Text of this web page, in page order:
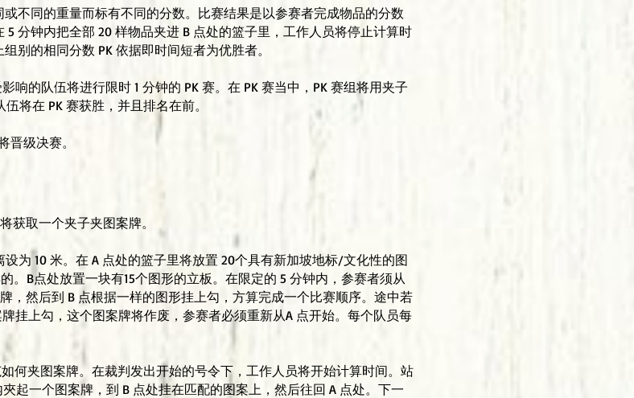
不同的重量而标有不同的分数。比赛结果是以参赛者完成物品的分数
分钟内把全部 20 样物品夹进 B 点处的篮子里，工作人员将停止计算时
别的相同分数 PK 依据即时间短者为优胜者。
响的队伍将进行限时 1 分钟的 PK 赛。在 PK 赛当中，PK 赛组将用夹子
将在 PK 赛获胜，并且排名在前。
晋级决赛。
获取一个夹子夹图案牌。
设为 10 米。在 A 点处的篮子里将放置 20个具有新加坡地标/文化性的图
。B点处放置一块有15个图形的立板。在限定的 5 分钟内，参赛者须从
，然后到 B 点根据一样的图形挂上勾，方算完成一个比赛顺序。途中若
挂上勾，这个图案牌将作废，参赛者必须重新从A 点开始。每个队员每
何夹图案牌。在裁判发出开始的号令下，工作人员将开始计算时间。站
起一个图案牌，到 B 点处挂在匹配的图案上，然后往回 A 点处。下一